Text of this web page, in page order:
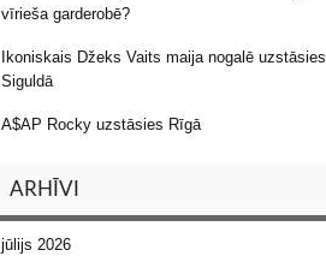
vīrieša garderobē?
Ikoniskais Džeks Vaits maija nogalē uzstāsies
Siguldā
A$AP Rocky uzstāsies Rīgā
ARHĪVI
jūlijs 2026